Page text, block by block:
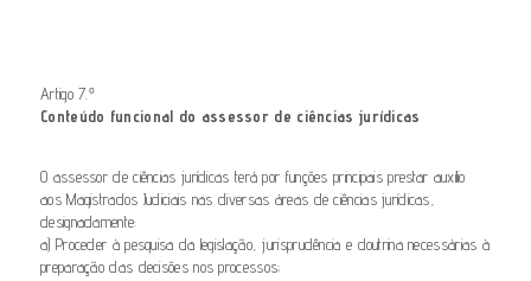
Artigo 7.º
Conteúdo funcional do assessor de ciências jurídicas
O assessor de ciências jurídicas terá por funções principais prestar auxílio
aos Magistrados Judiciais nas diversas áreas de ciências jurídicas,
designadamente:
a) Proceder à pesquisa da legislação, jurisprudência e doutrina necessárias à
preparação das decisões nos processos;